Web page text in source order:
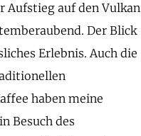
Aufstieg auf den Vulkan
Der Blick
Erlebnis. Auch die
haben meine
Besuch des